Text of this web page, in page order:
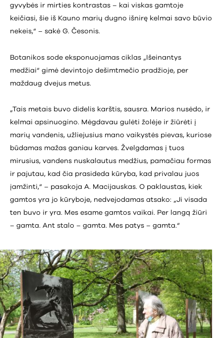
gyvybės ir mirties kontrastas – kai viskas gamtoje
keičiasi, šie iš Kauno marių dugno išnirę kelmai savo būvio
nekeis,“ – sakė G. Česonis.
Botanikos sode eksponuojamas ciklas „Išeinantys
medžiai“ gimė devintojo dešimtmečio pradžioje, per
maždaug dvejus metus.
„Tais metais buvo didelis karštis, sausra. Marios nusėdo, ir
kelmai apsinuogino. Mėgdavau gulėti žolėje ir žiūrėti į
marių vandenis, užliejusius mano vaikystės pievas, kuriose
būdamas mažas ganiau karves. Žvelgdamas į tuos
mirusius, vandens nuskalautus medžius, pamačiau formas
ir pajutau, kad čia prasideda kūryba, kad privalau juos
įamžinti,“ – pasakoja A. Macijauskas. O paklaustas, kiek
gamtos yra jo kūryboje, nedvejodamas atsako: „Ji visada
ten buvo ir yra. Mes esame gamtos vaikai. Per langą žiūri
– gamta. Ant stalo – gamta. Mes patys – gamta.“